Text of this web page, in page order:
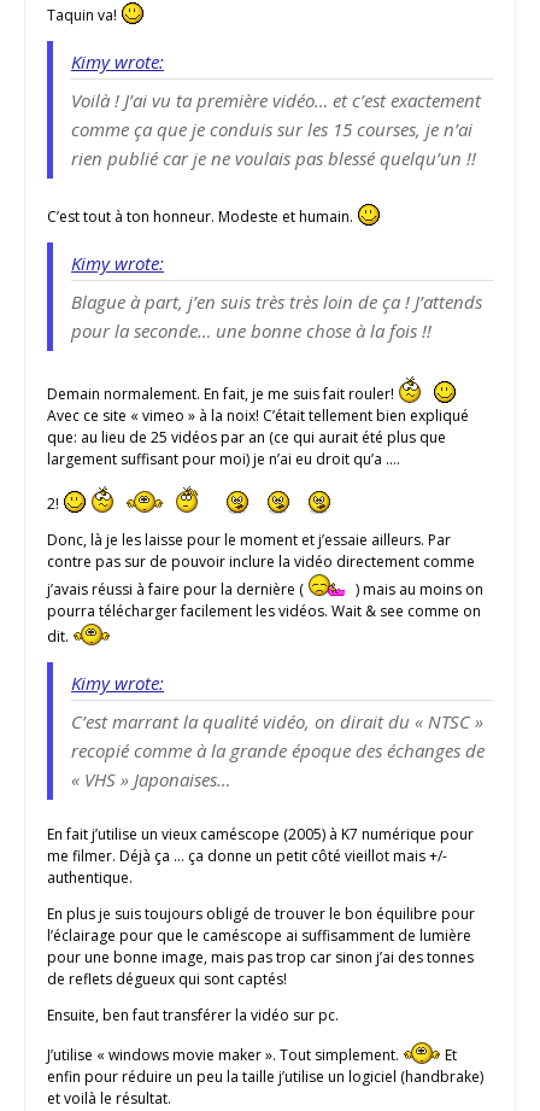
Taquin va!
Kimy wrote:
Voilà ! J’ai vu ta première vidéo… et c’est exactement
comme ça que je conduis sur les 15 courses, je n’ai
rien publié car je ne voulais pas blessé quelqu’un !!
C’est tout à ton honneur. Modeste et humain.
Kimy wrote:
Blague à part, j’en suis très très loin de ça ! J’attends
pour la seconde… une bonne chose à la fois !!
Demain normalement. En fait, je me suis fait rouler!
Avec ce site « vimeo » à la noix! C’était tellement bien expliqué
que: au lieu de 25 vidéos par an (ce qui aurait été plus que
largement suffisant pour moi) je n’ai eu droit qu’a ….
2!
Donc, là je les laisse pour le moment et j’essaie ailleurs. Par
contre pas sur de pouvoir inclure la vidéo directement comme
j’avais réussi à faire pour la dernière (
) mais au moins on
pourra télécharger facilement les vidéos. Wait & see comme on
dit.
Kimy wrote:
C’est marrant la qualité vidéo, on dirait du « NTSC »
recopié comme à la grande époque des échanges de
« VHS » Japonaises…
En fait j’utilise un vieux caméscope (2005) à K7 numérique pour
me filmer. Déjà ça … ça donne un petit côté vieillot mais +/-
authentique.
En plus je suis toujours obligé de trouver le bon équilibre pour
l’éclairage pour que le caméscope ai suffisamment de lumière
pour une bonne image, mais pas trop car sinon j’ai des tonnes
de reflets dégueux qui sont captés!
Ensuite, ben faut transférer la vidéo sur pc.
J’utilise « windows movie maker ». Tout simplement.
Et
enfin pour réduire un peu la taille j’utilise un logiciel (handbrake)
et voilà le résultat.